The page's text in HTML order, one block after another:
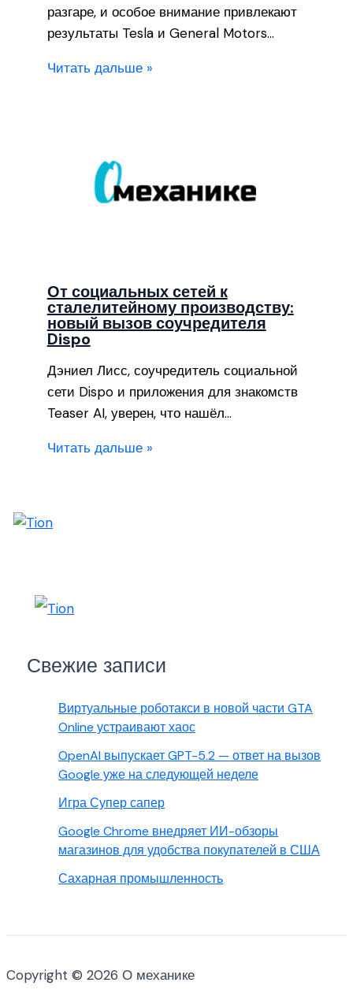
разгаре, и особое внимание привлекают
результаты Tesla и General Motors…
Читать дальше »
От социальных сетей к
сталелитейному производству:
новый вызов соучредителя
Dispo
Дэниел Лисс, соучредитель социальной
сети Dispo и приложения для знакомств
Teaser AI, уверен, что нашёл…
Читать дальше »
Свежие записи
Виртуальные роботакси в новой части GTA
Online устраивают хаос
OpenAI выпускает GPT-5.2 — ответ на вызов
Google уже на следующей неделе
Игра Супер сапер
Google Chrome внедряет ИИ-обзоры
магазинов для удобства покупателей в США
Сахарная промышленность
Copyright © 2026 О механике